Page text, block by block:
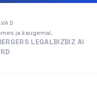
ja kaugemal.
LEGALBIZBIZ AI